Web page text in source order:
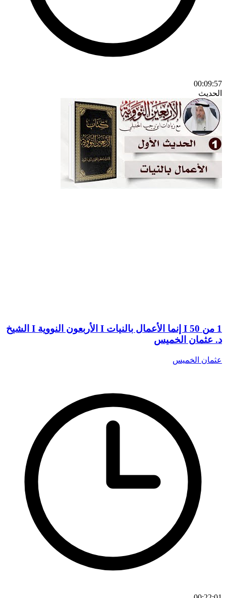
00:09:57
الحديث
1 من 50 I إنما الأعمال بالنيات I الأربعون النووية I الشيخ
د. عثمان الخميس
عثمان الخميس